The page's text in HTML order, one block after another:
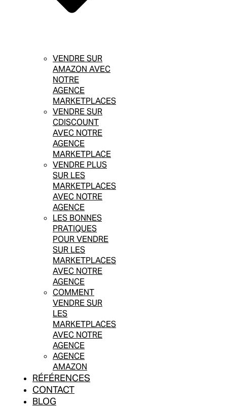
VENDRE SUR
AMAZON AVEC
NOTRE
AGENCE
MARKETPLACES
VENDRE SUR
CDISCOUNT
AVEC NOTRE
AGENCE
MARKETPLACE
VENDRE PLUS
SUR LES
MARKETPLACES
AVEC NOTRE
AGENCE
LES BONNES
PRATIQUES
POUR VENDRE
SUR LES
MARKETPLACES
AVEC NOTRE
AGENCE
COMMENT
VENDRE SUR
LES
MARKETPLACES
AVEC NOTRE
AGENCE
AGENCE
AMAZON
RÉFÉRENCES
CONTACT
BLOG